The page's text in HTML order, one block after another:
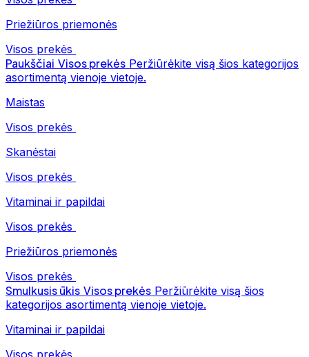
Priežiūros priemonės
Visos prekės
Paukščiai Visos prekės Peržiūrėkite visą šios kategorijos
asortimentą vienoje vietoje.
Maistas
Visos prekės
Skanėstai
Visos prekės
Vitaminai ir papildai
Visos prekės
Priežiūros priemonės
Visos prekės
Smulkusis ūkis Visos prekės Peržiūrėkite visą šios
kategorijos asortimentą vienoje vietoje.
Vitaminai ir papildai
Visos prekės